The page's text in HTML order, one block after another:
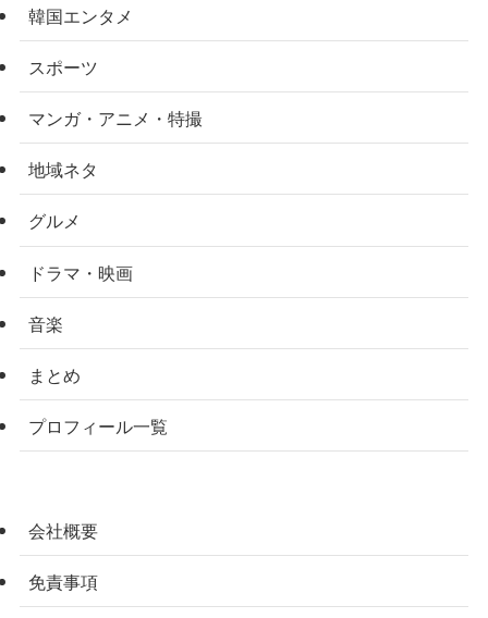
韓国エンタメ
スポーツ
マンガ・アニメ・特撮
地域ネタ
グルメ
ドラマ・映画
音楽
まとめ
プロフィール一覧
会社概要
免責事項